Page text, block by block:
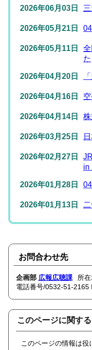
2026年06月03日
2026年05月21日
2026年05月11日
た
2026年04月20日
2026年04月16日
2026年04月14日
2026年03月25日
2026年02月27日
in
2026年01月28日
2026年01月13日
お問合わせ先
企画部 広報広聴課
所
電話番号/0532-51-2165
このページに関す
このページの情報は役